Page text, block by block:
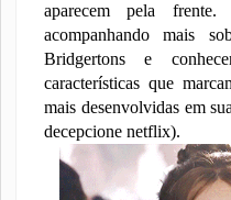
aparecem pela
acompanhando mais
Bridgertons e
características que
mais desenvolvidas em
decepcione netflix).